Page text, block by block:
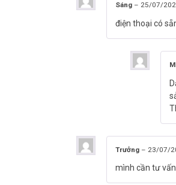
Sáng – 25/07/
điện thoại có
Trưởng – 23/07/
mình cần tư